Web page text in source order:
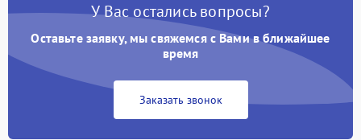
Программные сбои
У Вас остались вопросы?
Оставьте заявку, мы свяжемся с Вами в ближайшее
время
Заказать звонок